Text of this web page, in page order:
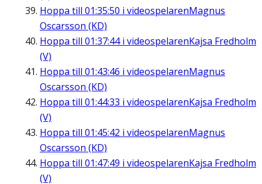
Hoppa till 01:35:50 i videospelarenMagnus
Oscarsson (KD)
Hoppa till 01:37:44i videospelarenKajsa Fredholm
(V)
Hoppa till 01:43:46 i videospelarenMagnus
Oscarsson (KD)
Hoppa till 01:44:33 i videospelarenKajsa Fredholm
(V)
Hoppa till 01:45:42 i videospelarenMagnus
Oscarsson (KD)
Hoppa till 01:47:49 i videospelarenKajsa Fredholm
(V)